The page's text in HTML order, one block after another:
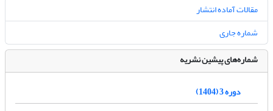
مقالات آماده انتشار
شماره جاری
شماره‌های پیشین نشریه
دوره 3 (1404)